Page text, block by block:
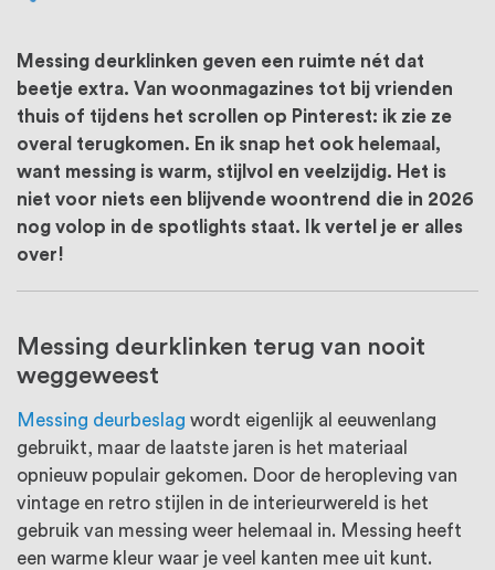
goede relatie met onze klanten het
verschil maakt.
Messing deurklinken geven een ruimte nét dat
beetje extra. Van woonmagazines tot bij vrienden
thuis of tijdens het scrollen op Pinterest: ik zie ze
overal terugkomen. En ik snap het ook helemaal,
want messing is warm, stijlvol en veelzijdig. Het is
niet voor niets een blijvende woontrend die in 2026
nog volop in de spotlights staat. Ik vertel je er alles
over!
Messing deurklinken terug van nooit
weggeweest
Messing deurbeslag wordt eigenlijk al eeuwenlang
gebruikt, maar de laatste jaren is het materiaal
opnieuw populair gekomen. Door de heropleving van
vintage en retro stijlen in de interieurwereld is het
gebruik van messing weer helemaal in. Messing heeft
een warme kleur waar je veel kanten mee uit kunt.